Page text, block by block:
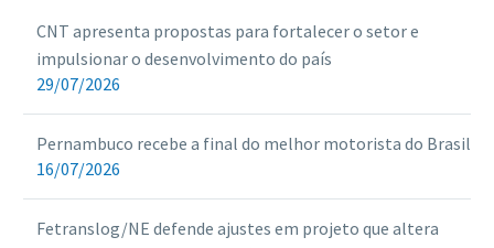
CNT apresenta propostas para fortalecer o setor e
impulsionar o desenvolvimento do país
29/07/2026
Pernambuco recebe a final do melhor motorista do Brasil
16/07/2026
Fetranslog/NE defende ajustes em projeto que altera